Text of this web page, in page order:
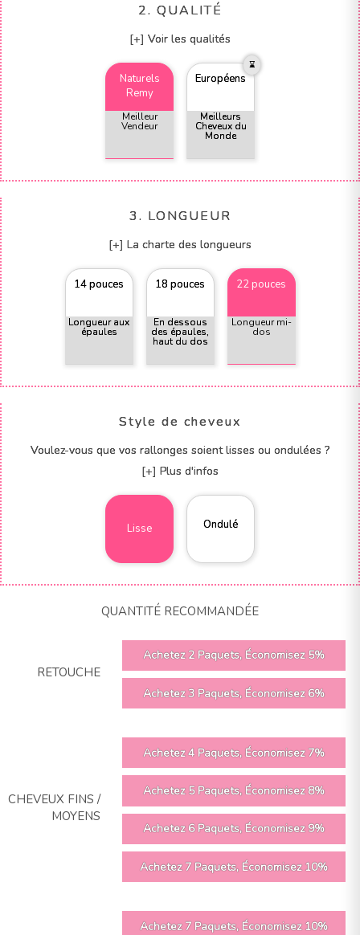
2. QUALITÉ
[+] Voir les qualités
Naturels
Remy
Meilleur
Vendeur
Européens
Meilleurs
Cheveux du
Monde
3. LONGUEUR
[+] La charte des longueurs
14 pouces
Longueur aux
épaules
18 pouces
En dessous
des épaules,
haut du dos
22 pouces
Longueur mi-
dos
Style de cheveux
Voulez-vous que vos rallonges soient lisses ou ondulées ?
[+] Plus d'infos
Lisse Ondulé
QUANTITÉ RECOMMANDÉE
RETOUCHE
Achetez 2 Paquets, Économisez 5%
Achetez 3 Paquets, Économisez 6%
CHEVEUX FINS /
MOYENS
Achetez 4 Paquets, Économisez 7%
Achetez 5 Paquets, Économisez 8%
Achetez 6 Paquets, Économisez 9%
Achetez 7 Paquets, Économisez 10%
Achetez 7 Paquets, Économisez 10%